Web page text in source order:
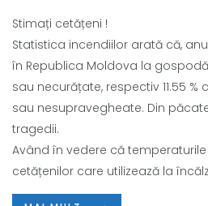
Stimați cetățeni !
Statistica incendiilor arată că,
în Republica Moldova la
sau necurățate, respectiv 11.55
sau nesupravegheate. Din
tragedii.
Având în vedere că
cetățenilor care utilizează la